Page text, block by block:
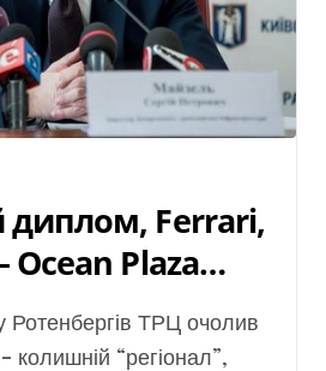
Ferrari,
Ocean Plaza
із
шлейфом
колишній “регіонал”,